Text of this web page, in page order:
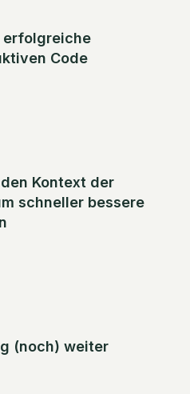
erfolgreiche
Code
Kontext der
schneller bessere
(noch) weiter